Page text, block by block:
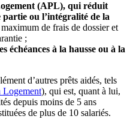
(APL), qui réduit
partie ou l’intégralité de la
de frais de dossier et
;
échéances à la hausse ou à la
d’autres prêts aidés, tels
Logement), qui est, quant à lui,
depuis moins de 5 ans
de plus de 10 salariés.